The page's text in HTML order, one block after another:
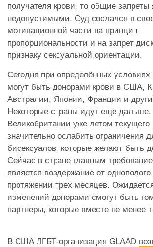
получателя крови, то общие запреты
недопустимыми. Суд сослался в
мотивационной части на принцип
пропорциональности и на запрет
признаку сексуальной ориентации.
Сегодня при определённых
могут быть донорами крови в США,
Австралии, Японии, Франции и
Некоторые страны идут ещё дальше.
Великобритании уже летом текущего
значительно ослабить ограничения
бисексуалов, которые желают быть
Сейчас в стране главным
является воздержание от однополого
протяжении трех месяцев.
изменений донорами смогут быть
партнеры, которые вместе не менее
В США ЛГБТ-организация GLAAD